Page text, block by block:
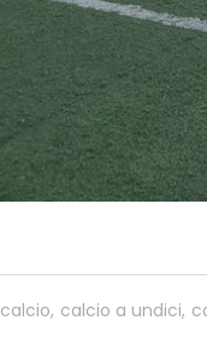
calcio, calcio a undici,